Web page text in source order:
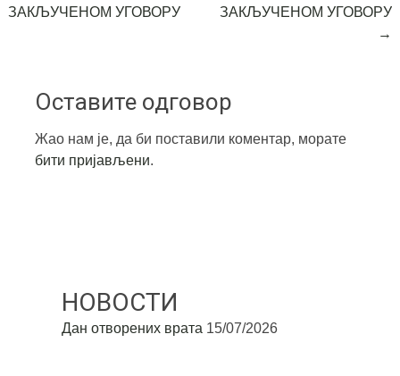
ЗАКЉУЧЕНОМ УГОВОРУ
ЗАКЉУЧЕНОМ УГОВОРУ
→
Оставите одговор
Жао нам је, да би поставили коментар, морате
бити пријављени.
НОВОСТИ
Дан отворених врата 15/07/2026